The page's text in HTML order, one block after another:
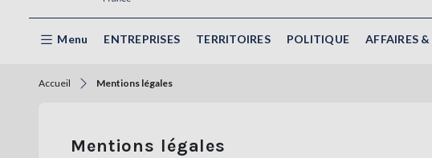
Menu ENTREPRISES TERRITOIRES POLITIQUE AFFAIRES
Accueil Mentions légales
Mentions légales